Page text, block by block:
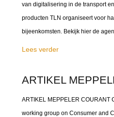
van digitalisering in de transport
producten TLN organiseert voor
bijeenkomsten. Bekijk hier de
Lees verder
ARTIKEL
ARTIKEL MEPPELER COURANT
working group on Consumer and